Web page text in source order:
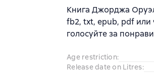
Книга Джорджа
fb2, txt, epub, pdf или
голосуйте за
Age restriction:
Release date on Litres: